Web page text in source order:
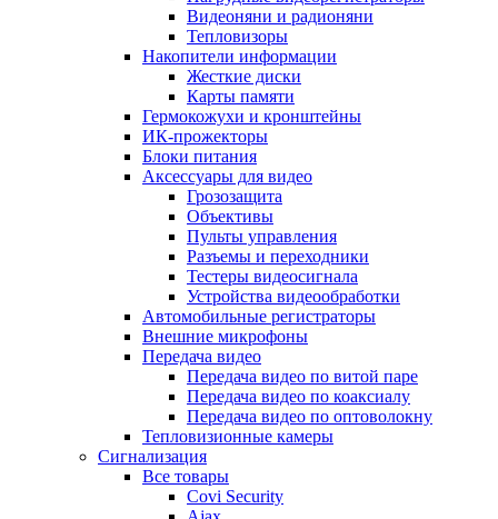
Видеоняни и радионяни
Тепловизоры
Накопители информации
Жесткие диски
Карты памяти
Гермокожухи и кронштейны
ИК-прожекторы
Блоки питания
Аксессуары для видео
Грозозащита
Объективы
Пульты управления
Разъемы и переходники
Тестеры видеосигнала
Устройства видеообработки
Автомобильные регистраторы
Внешние микрофоны
Передача видео
Передача видео по витой паре
Передача видео по коаксиалу
Передача видео по оптоволокну
Тепловизионные камеры
Сигнализация
Все товары
Covi Security